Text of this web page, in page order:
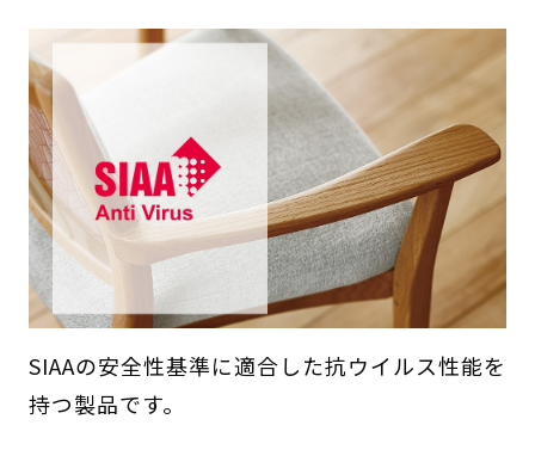
SIAAの安全性基準に適合した抗ウイルス性能を
持つ製品です。